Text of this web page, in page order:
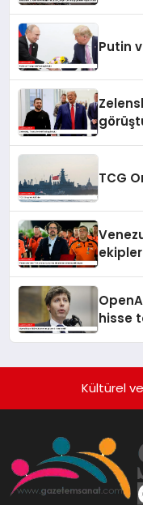
Putin
TCG
hisse
Kültürel